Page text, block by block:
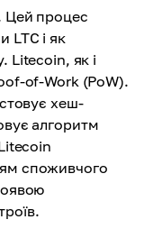
Цей процес
LTC і як
Litecoin, як і
of-Work (PoW).
хеш-
алгоритм
споживчого